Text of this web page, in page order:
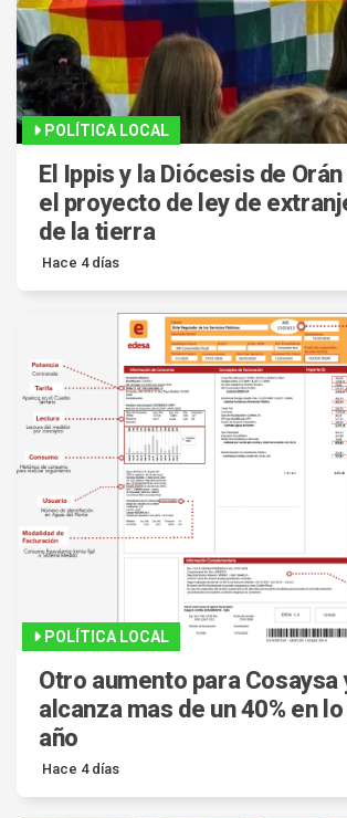
POLÍTICA LOCAL
El Ippis y la Diócesis de
el proyecto de ley de
de la tierra
Hace 4 días
POLÍTICA LOCAL
Otro aumento para Cosaysa
alcanza mas de un 40% en lo
año
Hace 4 días